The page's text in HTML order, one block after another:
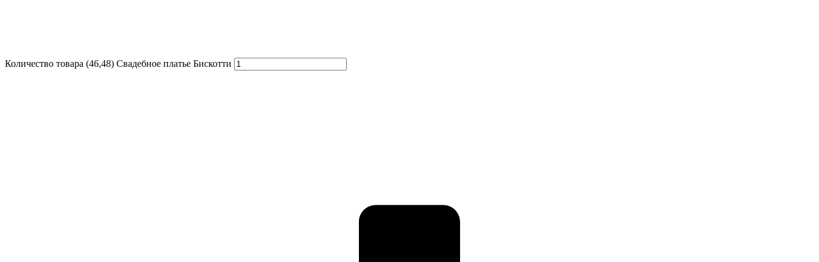
Количество товара (46,48) Свадебное платье Бискотти